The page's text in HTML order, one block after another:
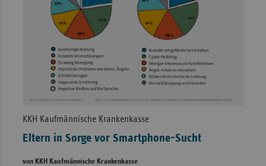
KKH Kaufmännische Krankenkasse
Eltern in Sorge vor Smartphone-Sucht
von KKH Kaufmännische Krankenkasse